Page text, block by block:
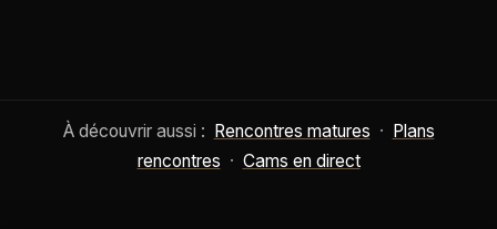
À découvrir aussi : Rencontres matures · Plans
rencontres · Cams en direct